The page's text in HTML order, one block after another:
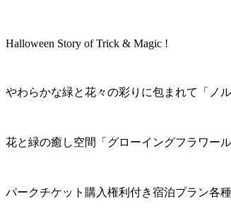
Halloween Story of Trick & Magic !
やわらかな緑と花々の彩りに包まれて「ノ
花と緑の癒し空間「グローイングフラワール
パークチケット購入権利付き宿泊プラン各種